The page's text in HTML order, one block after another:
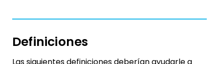
Definiciones